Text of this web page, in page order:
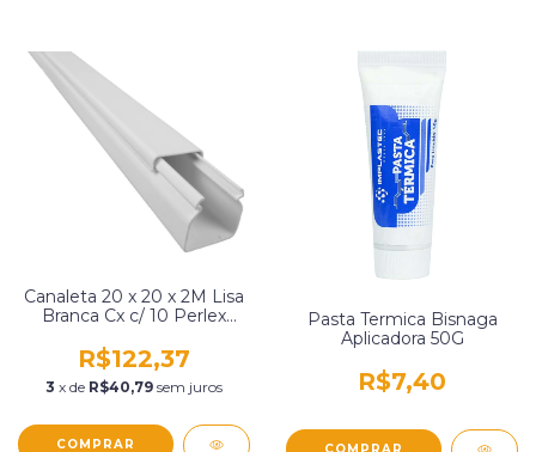
Canaleta 20 x 20 x 2M Lisa
Branca Cx c/ 10 Perlex
R$122,37
3 x de R$40,79 sem juros
Pasta Termica Bisnaga
Aplicadora 50G
R$7,40